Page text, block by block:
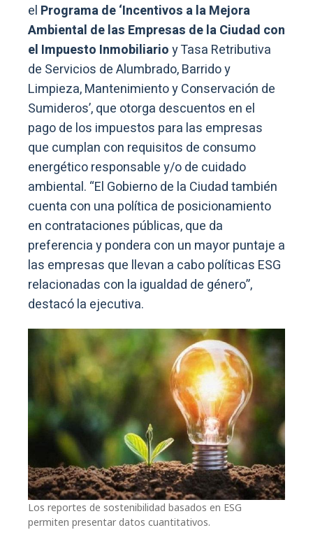
el Programa de ‘Incentivos a la Mejora
Ambiental de las Empresas de la Ciudad con
el Impuesto Inmobiliarioy Tasa Retributiva
de Servicios de Alumbrado, Barrido y
Limpieza, Mantenimiento y Conservación de
Sumideros’, que otorga descuentos en el
pago de los impuestos para las empresas
que cumplan con requisitos de consumo
energético responsable y/o de cuidado
ambiental. “El Gobierno de la Ciudad también
cuenta con una política de posicionamiento
en contrataciones públicas, que da
preferencia y pondera con un mayor puntaje a
las empresas que llevan a cabo políticas ESG
relacionadas con la igualdad de género”,
destacó la ejecutiva.
Los reportes de sostenibilidad basados en ESG
permiten presentar datos cuantitativos.